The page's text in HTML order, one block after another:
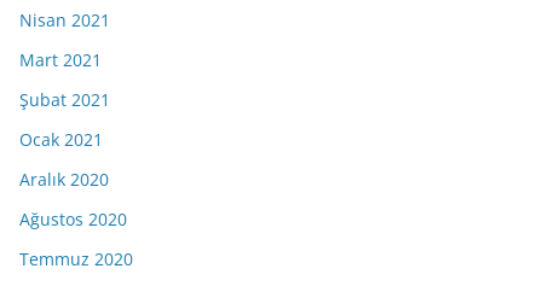
Nisan 2021
Mart 2021
Şubat 2021
Ocak 2021
Aralık 2020
Ağustos 2020
Temmuz 2020